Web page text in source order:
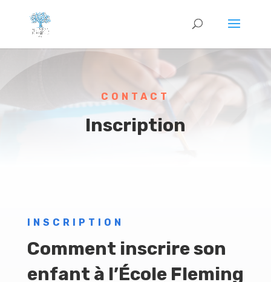
CONTACT
Inscription
INSCRIPTION
Comment inscrire son
enfant à l’École Fleming